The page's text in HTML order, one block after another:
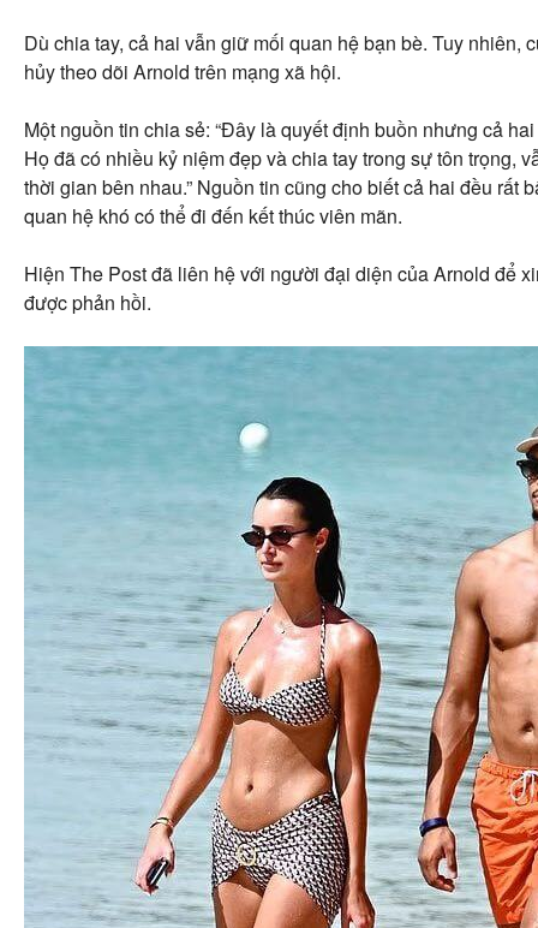
Dù chia tay, cả hai vẫn giữ mối quan hệ bạn bè. Tuy nhiên,
hủy theo dõi Arnold trên mạng xã hội.
Một nguồn tin chia sẻ: “Đây là quyết định buồn nhưng cả
Họ đã có nhiều kỷ niệm đẹp và chia tay trong sự tôn trọng,
thời gian bên nhau.” Nguồn tin cũng cho biết cả hai đều rất
quan hệ khó có thể đi đến kết thúc viên mãn.
Hiện The Post đã liên hệ với người đại diện của Arnold để
được phản hồi.